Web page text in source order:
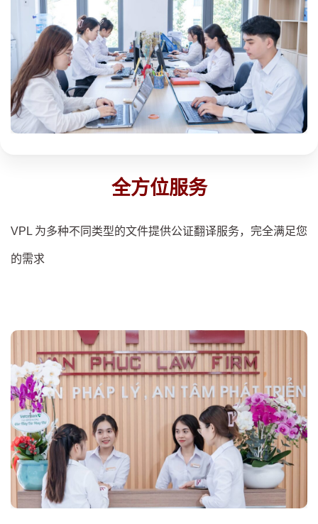
全方位服务
VPL 为多种不同类型的文件提供公证翻译服务，完全满足您
的需求